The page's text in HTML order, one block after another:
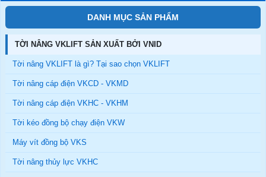
DANH MỤC SẢN PHẨM
TỜI NÂNG VKLIFT SẢN XUẤT BỞI VNID
Tời nâng VKLIFT là gì? Tại sao chọn VKLIFT
Tời nâng cáp điện VKCD - VKMD
Tời nâng cáp điện VKHC - VKHM
Tời kéo đồng bộ chạy điện VKW
Máy vít đồng bộ VKS
Tời nâng thủy lực VKHC